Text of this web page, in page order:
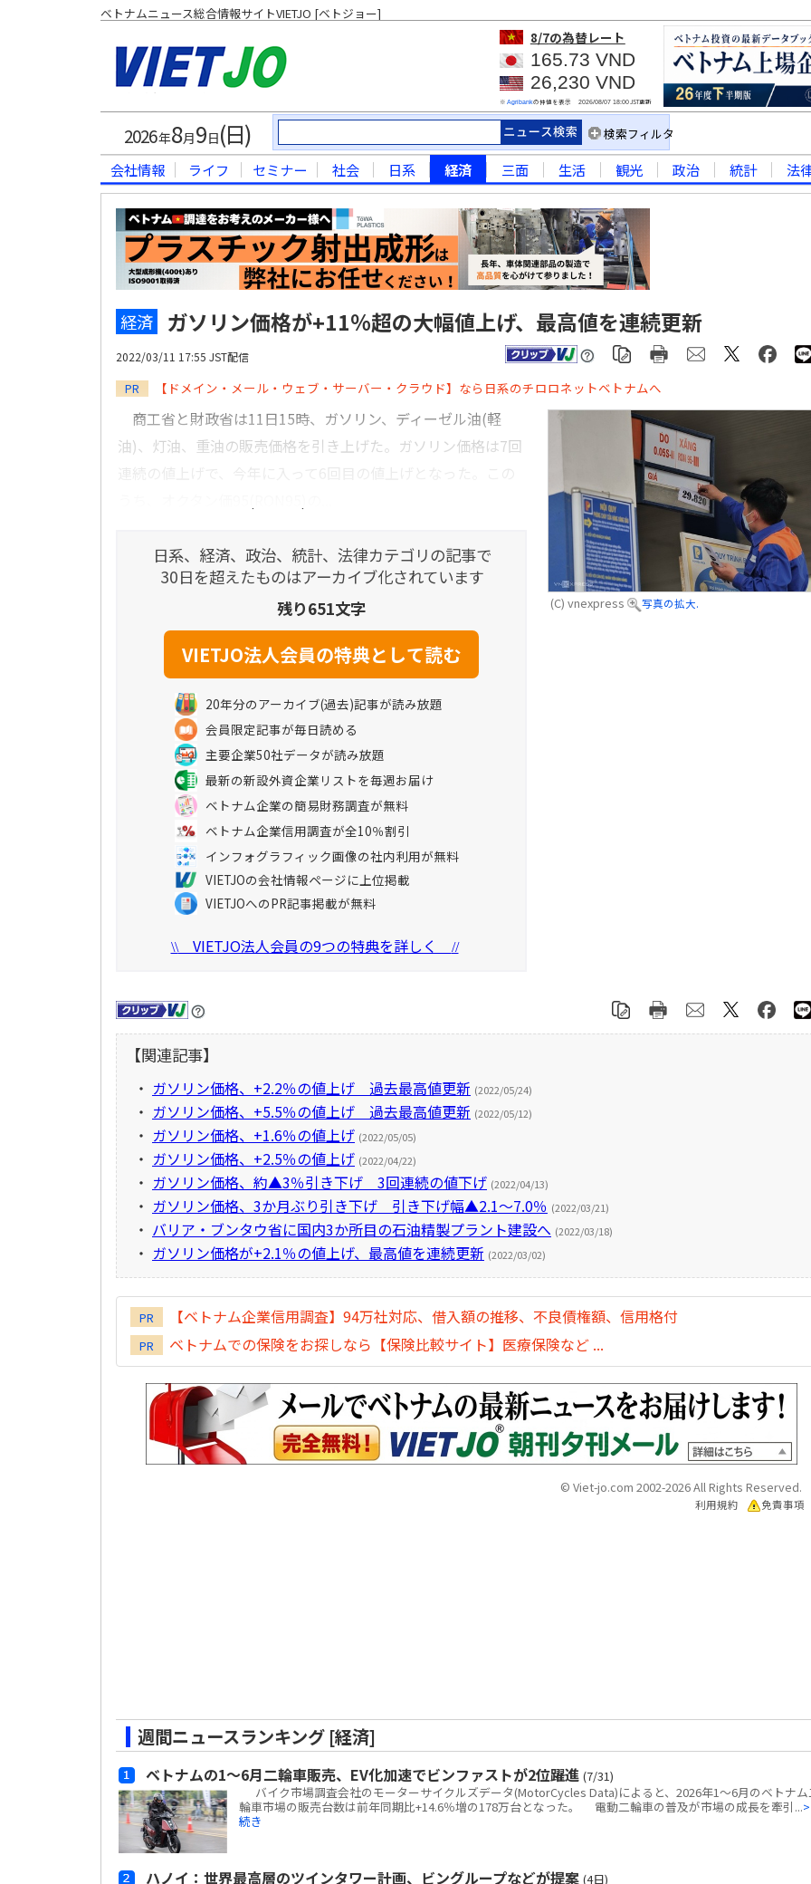
ベトナムニュース総合情報サイトVIETJO [ベトジョー]
8/7の為替レート
165.73 VND
26,230 VND
※ Agribankの仲値を表示 2026/08/07 18:00JST更新
2026年8月9 日(日) 検索フィルタ
会社情報 ライフ セミナー 社会 日系 経済 三面 生活 観光 政治 統計 法
経済 ガソリン価格が+11％超の大幅値上げ、最高値を連続更新
2022/03/11 17:55 JST配信
PR 【ドメイン・メール・ウェブ・サーバー・クラウド】なら日系のチロロネットベトナムへ
(C) vnexpress 写真の拡大.
商工省と財政省は11日15時、ガソリン、ディーゼル油(軽
油)、灯油、重油の販売価格を引き上げた。ガソリン価格は7回
日系、経済、政治、統計、法律カテゴリの記事で
30日を超えたものはアーカイブ化されています
残り651文字
20年分のアーカイブ(過去)記事が読み放題
会員限定記事が毎日読める
主要企業50社データが読み放題
最新の新設外資企業リストを毎週お届け
ベトナム企業の簡易財務調査が無料
ベトナム企業信用調査が全10％割引
インフォグラフィック画像の社内利用が無料
VIETJOの会社情報ページに上位掲載
VIETJOへのPR記事掲載が無料
\\VIETJO法人会員の9つの特典を詳しく //
【関連記事】
・ ガソリン価格、+2.2％の値上げ 過去最高値更新 (2022/05/24)
・ ガソリン価格、+5.5％の値上げ 過去最高値更新 (2022/05/12)
・ ガソリン価格、+1.6％の値上げ (2022/05/05)
・ ガソリン価格、+2.5％の値上げ (2022/04/22)
・ ガソリン価格、約▲3％引き下げ 3回連続の値下げ (2022/04/13)
・ ガソリン価格、3か月ぶり引き下げ 引き下げ幅▲2.1～7.0％ (2022/03/21)
・ バリア・ブンタウ省に国内3か所目の石油精製プラント建設へ (2022/03/18)
・ ガソリン価格が+2.1％の値上げ、最高値を連続更新 (2022/03/02)
PR 【ベトナム企業信用調査】94万社対応、借入額の推移、不良債権額、信用格付
PR ベトナムでの保険をお探しなら【保険比較サイト】医療保険など ...
© Viet-jo.com 2002-2026 All Rights Reserved.
利用規約 免責事項
週間ニュースランキング [経済]
ベトナムの1～6月二輪車販売、EV化加速でビンファストが2位躍進 (7/31)
バイク市場調査会社のモーターサイクルズデータ(MotorCycles Data)によると、2026年1～6月のベトナ
輪車市場の販売台数は前年同期比+14.6％増の178万台となった。 電動二輪車の普及が市場の成長を牽引...
続き
ハノイ：世界最高層のツインタワー計画、ビングループなどが提案 (4日)